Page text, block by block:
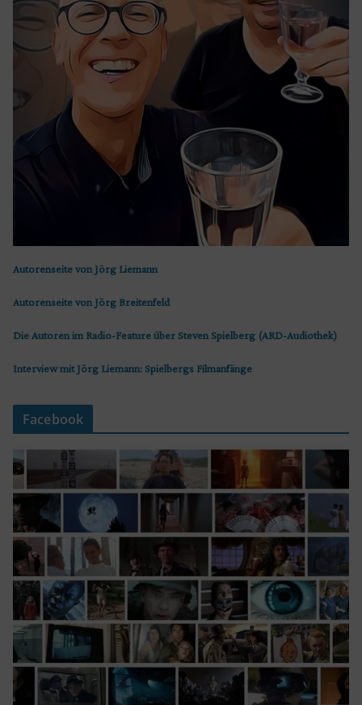
Autorenseite von Jörg Liemann
Autorenseite von Jörg Breitenfeld
Die Autoren im Radio-Feature über Steven Spielberg (ARD-Audiothek)
Interview mit Jörg Liemann: Spielbergs Filmanfänge
Facebook